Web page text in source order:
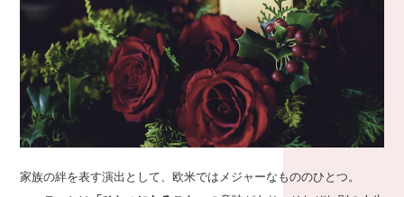
家族の絆を表す演出として、欧米ではメジャーなもののひとつ。